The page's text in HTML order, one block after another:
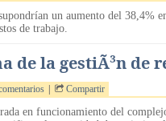
un aumento del 38,4%
de trabajo.
de la gestiÃ³n de
Compartir
en funcionamiento del